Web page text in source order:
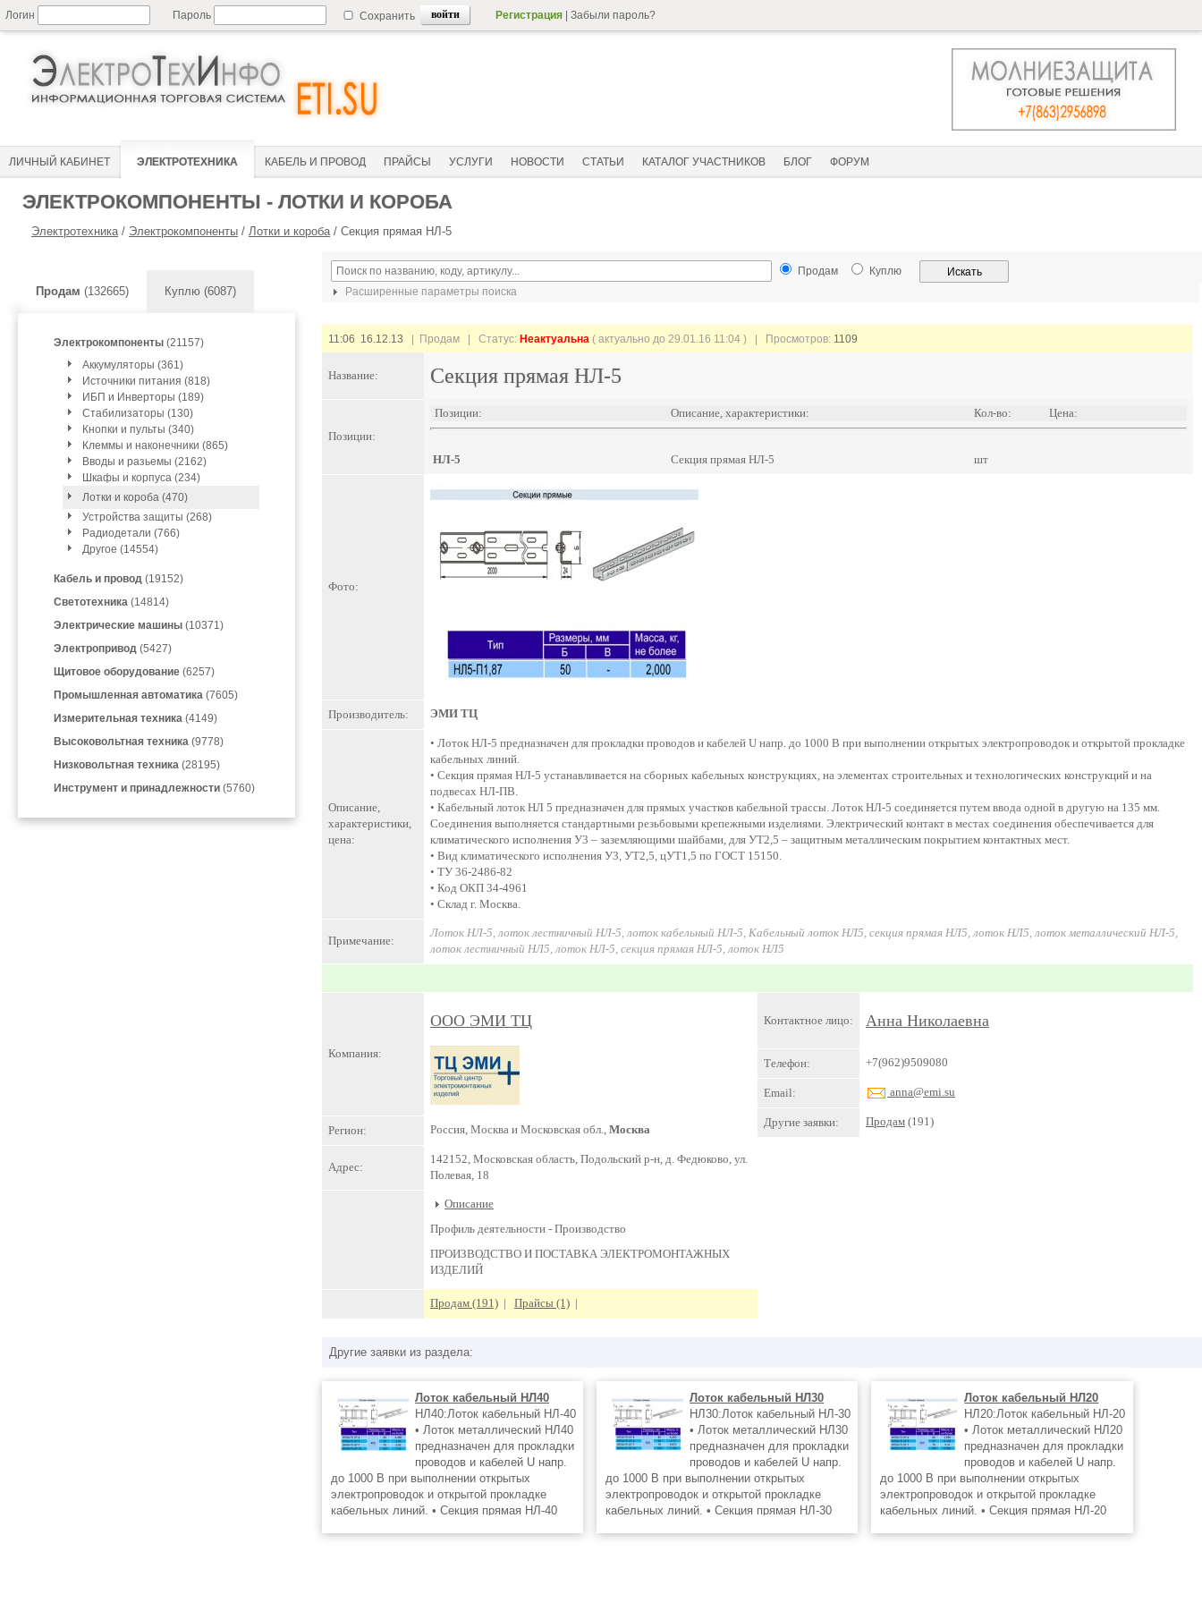
Логин Пароль Сохранить Регистрация Забыли пароль?
ЛИЧНЫЙ КАБИНЕТ ЭЛЕКТРОТЕХНИКА КАБЕЛЬ И ПРОВОД ПРАЙСЫ УСЛУГИ НОВОСТИ СТАТЬИ КАТАЛОГ УЧАСТНИКОВ БЛОГ ФОРУМ
ЭЛЕКТРОКОМПОНЕНТЫ - ЛОТКИ И КОРОБА
Электротехника/ Электрокомпоненты / Лотки и короба/ Секция прямая НЛ-5
Продам (132665) Куплю (6087)
Электрокомпоненты (21157)
Аккумуляторы (361)
Источники питания (818)
ИБП и Инверторы (189)
Стабилизаторы (130)
Кнопки и пульты (340)
Клеммы и наконечники (865)
Вводы и разьемы (2162)
Шкафы и корпуса (234)
Лотки и короба (470)
Устройства защиты (268)
Радиодетали (766)
Другое (14554)
Кабель и провод (19152)
Светотехника (14814)
Электрические машины (10371)
Электропривод (5427)
Щитовое оборудование (6257)
Промышленная автоматика (7605)
Измерительная техника (4149)
Высоковольтная техника (9778)
Низковольтная техника (28195)
Инструмент и принадлежности (5760)
Продам
Куплю
Расширенные параметры поиска
11:06 16.12.13 | Продам | Статус: Неактуальна ( актуально до 29.01.16 11:04 ) | Просмотров: 1109
Название: Секция прямая НЛ-5
Позиции:
Позиции: Описание, характеристики: Кол-во: Цена:
НЛ-5 Секция прямая НЛ-5 шт
Фото:
Производитель: ЭМИ ТЦ
Описание,
характеристики,
цена:
• Лоток НЛ-5 предназначен для прокладки проводов и кабелей U напр. до 1000 В при выполнении открытых электропроводок и открытой прокладке
кабельных линий.
• Секция прямая НЛ-5 устанавливается на сборных кабельных конструкциях, на элементах строительных и технологических конструкций и на
подвесах НЛ-ПВ.
• Кабельный лоток НЛ 5 предназначен для прямых участков кабельной трассы. Лоток НЛ-5 соединяется путем ввода одной в другую на 135 мм.
Соединения выполняется стандартными резьбовыми крепежными изделиями. Электрический контакт в местах соединения обеспечивается для
климатического исполнения У3 – заземляющими шайбами, для УТ2,5 – защитным металлическим покрытием контактных мест.
• Вид климатического исполнения У3, УТ2,5, цУТ1,5 по ГОСТ 15150.
• ТУ 36-2486-82
• Код ОКП 34-4961
• Склад г. Москва.
Примечание:
Лоток НЛ-5, лоток лестничный НЛ-5, лоток кабельный НЛ-5, Кабельный лоток НЛ5, секция прямая НЛ5, лоток НЛ5, лоток металлический НЛ-5,
лоток лестничный НЛ5, лоток НЛ-5, секция прямая НЛ-5, лоток НЛ5
Компания:
ООО ЭМИ ТЦ
Регион: Россия, Москва и Московская обл., Москва
Адрес:
142152, Московская область, Подольский р-н, д. Федюково, ул.
Полевая, 18
Описание
Профиль деятельности - Производство
ПРОИЗВОДСТВО И ПОСТАВКА ЭЛЕКТРОМОНТАЖНЫХ
ИЗДЕЛИЙ
Продам (191) | Прайсы (1) |
Контактное лицо: Анна Николаевна
Телефон: +7(962)9509080
Email: anna@emi.su
Другие заявки: Продам (191)
Другие заявки из раздела:
Лоток кабельный НЛ40
НЛ40:Лоток кабельный НЛ-40
• Лоток металлический НЛ40
предназначен для прокладки
проводов и кабелей U напр.
до 1000 В при выполнении открытых
электропроводок и открытой прокладке
кабельных линий. • Секция прямая НЛ-40
Лоток кабельный НЛ30
НЛ30:Лоток кабельный НЛ-30
• Лоток металлический НЛ30
предназначен для прокладки
проводов и кабелей U напр.
до 1000 В при выполнении открытых
электропроводок и открытой прокладке
кабельных линий. • Секция прямая НЛ-30
Лоток кабельный НЛ20
НЛ20:Лоток кабельный НЛ-20
• Лоток металлический НЛ20
предназначен для прокладки
проводов и кабелей U напр.
до 1000 В при выполнении открытых
электропроводок и открытой прокладке
кабельных линий. • Секция прямая НЛ-20